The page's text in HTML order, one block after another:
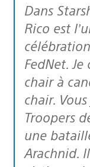
Dans Starship Troopers: Continuum,
Rico est
FedNet.
chair à
chair.
Troopers
une
Arachnid.